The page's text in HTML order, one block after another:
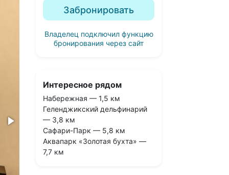
Забронировать
Владелец подключил функцию
бронирования через сайт
Интересное рядом
Набережная — 1,5 км
Геленджикский дельфинарий
— 3,8 км
Сафари-Парк — 5,8 км
Аквапарк «Золотая бухта» —
7,7 км